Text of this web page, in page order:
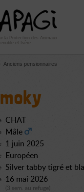
la Protection des Animaux
et Isère
Anciens pensionnaires
CHAT
Mâle
1 juin 2025
Européen
Silver tabby tigré et
16 mai 2026
(3 sem. au refuge)